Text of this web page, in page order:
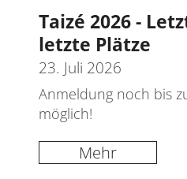
Taizé 2026 -
letzte Plätze
23. Juli 2026
Anmeldung noch bis
möglich!
Mehr